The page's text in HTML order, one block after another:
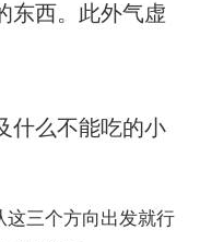
东西。此外气虚
什么不能吃的小
这三个方向出发就行